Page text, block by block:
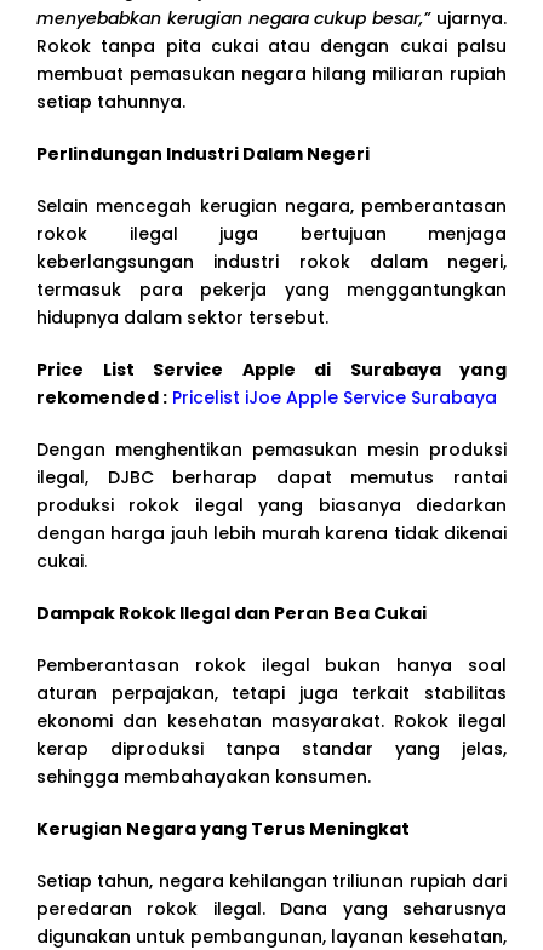
menyebabkan kerugian negara cukup besar,” ujarnya.
Rokok tanpa pita cukai atau dengan cukai palsu
membuat pemasukan negara hilang miliaran rupiah
setiap tahunnya.
Perlindungan Industri Dalam Negeri
Selain mencegah kerugian negara, pemberantasan
rokok ilegal juga bertujuan menjaga
keberlangsungan industri rokok dalam negeri,
termasuk para pekerja yang menggantungkan
hidupnya dalam sektor tersebut.
Price List Service Apple di Surabaya yang
rekomended : Pricelist iJoe Apple Service Surabaya
Dengan menghentikan pemasukan mesin produksi
ilegal, DJBC berharap dapat memutus rantai
produksi rokok ilegal yang biasanya diedarkan
dengan harga jauh lebih murah karena tidak dikenai
cukai.
Dampak Rokok Ilegal dan Peran Bea Cukai
Pemberantasan rokok ilegal bukan hanya soal
aturan perpajakan, tetapi juga terkait stabilitas
ekonomi dan kesehatan masyarakat. Rokok ilegal
kerap diproduksi tanpa standar yang jelas,
sehingga membahayakan konsumen.
Kerugian Negara yang Terus Meningkat
Setiap tahun, negara kehilangan triliunan rupiah dari
peredaran rokok ilegal. Dana yang seharusnya
digunakan untuk pembangunan, layanan kesehatan,